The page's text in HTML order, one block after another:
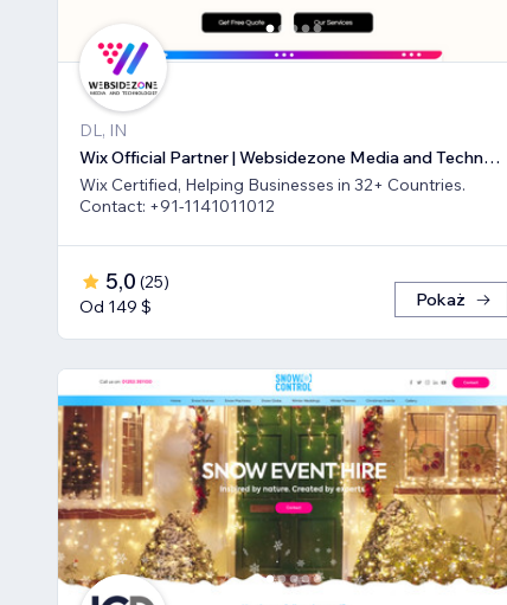
DL, IN
Wix Official Partner | Websidezone Media and Technologies Pvt Ltd
Wix Certified, Helping Businesses in 32+ Countries.
Contact: +91-1141011012
5,0 (25)
Od 149 $
Pokaż